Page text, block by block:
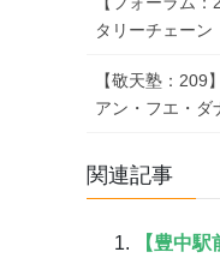
タリーチェーン
【敬天塾：209
アン・フエ・ダ
関連記事
【豊中